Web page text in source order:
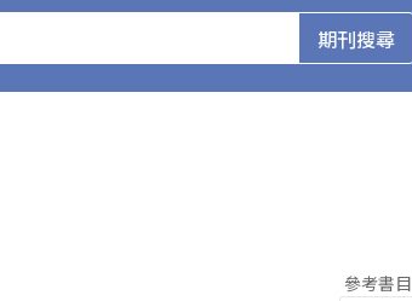
參考書目